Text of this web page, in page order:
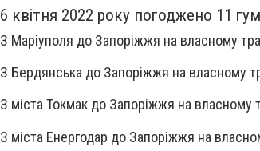
6 квітня 2022 року погоджено 11
З Маріуполя до Запоріжжя на власному
З Бердянська до Запоріжжя на власному
З міста Токмак до Запоріжжя на власному
З міста Енергодар до Запоріжжя на